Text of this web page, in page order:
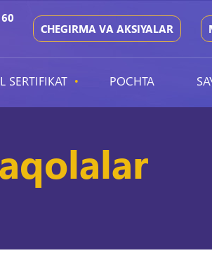
CHEGIRMA VA AKSIYALAR
SERTIFIKAT POCHTA